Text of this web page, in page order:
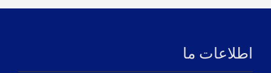
اطلاعات ما